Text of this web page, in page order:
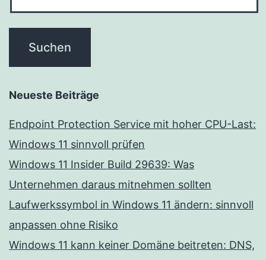
Neueste Beiträge
Endpoint Protection Service mit hoher CPU-Last:
Windows 11 sinnvoll prüfen
Windows 11 Insider Build 29639: Was
Unternehmen daraus mitnehmen sollten
Laufwerkssymbol in Windows 11 ändern: sinnvoll
anpassen ohne Risiko
Windows 11 kann keiner Domäne beitreten: DNS,